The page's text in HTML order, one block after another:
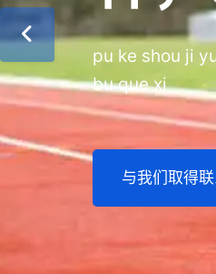
pu ke shou ji
bu que xi
与我们取得